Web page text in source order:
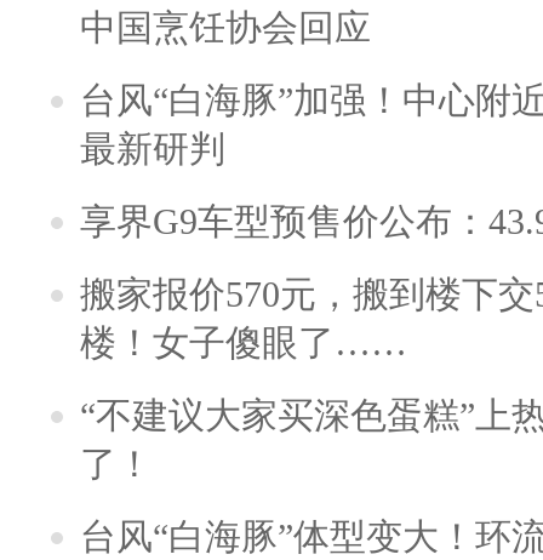
中国烹饪协会回应
台风“白海豚”加强！中心附
最新研判
享界G9车型预售价公布：
搬家报价570元，搬到楼下
楼！女子傻眼了……
“不建议大家买深色蛋糕”上
了！
台风“白海豚”体型变大！环